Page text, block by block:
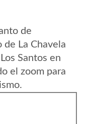
de
La Chavela
Santos en
el zoom para